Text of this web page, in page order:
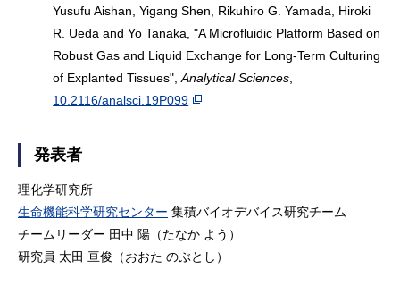
Yusufu Aishan, Yigang Shen, Rikuhiro G. Yamada, Hiroki
R. Ueda and Yo Tanaka, "A Microfluidic Platform Based on
Robust Gas and Liquid Exchange for Long-Term Culturing
of Explanted Tissues",Analytical Sciences
10.2116/analsci.19P099
発表者
理化学研究所
生命機能科学研究センター 集積バイオデバイス研究チーム
チームリーダー 田中 陽（たなか よう）
研究員 太田 亘俊（おおた のぶとし）